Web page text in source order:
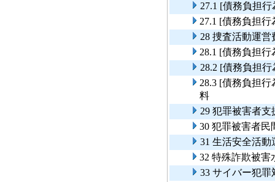
27.1 [債務負担
27.1 [債務負担
28 捜査活動運営
28.1 [債務負担
28.2 [債務負担
28.3 [債務負担
料
29 犯罪被害者支
30 犯罪被害者民
31 生活安全活動
32 特殊詐欺被害
33 サイバー犯罪